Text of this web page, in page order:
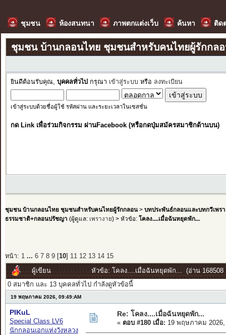
ชุมชน ห้องสนทนา ภาพตกแต่งเว็บ ค้นหา ติด
ชุมชน บ้านกลอนไทย ชุมชนสำหรับคนไทยผู้รักกล
ยินดีต้อนรับคุณ, บุคคลทั่วไป กรุณา เข้าสู่ระบบ หรือ ลงทะเบียน
เข้าสู่ระบบด้วยชื่อผู้ใช้ รหัสผ่าน และระยะเวลาในเซสชั่น
กด Link เพื่อร่วมกิจกรรม ผ่านFacebook (หรือกดปุ่มสมัครสมาชิกด้านบน)
ชุมชน บ้านกลอนไทย ชุมชนสำหรับคนไทยผู้รักกลอน> บทประพันธ์กลอนและบทกวีเพรา
ธรรมชาติ+กลอนปรัชญา (ผู้ดูแล: เพรางาย) > หัวข้อ: โคลง....เมื่อฉันหยุดพัก...
หน้า: 1 ... 6 7 8 9[ 10] 11 12 13 14 15
ผู้เขียน
หัวข้อ: โคลง....เมื่อฉันหยุดพัก... (อ่าน 168508
0 สมาชิก และ 13 บุคคลทั่วไป กำลังดูหัวข้อนี้
19 พฤษภาคม 2026, 09:49:AM
PIKuL
Special Class LV6
นักกลอนเอกแห่งวังหลวง
Re: โคลง....เมื่อฉันหยุดพัก...
« ตอบ #180 เมื่อ: 19 พฤษภาคม 2026,